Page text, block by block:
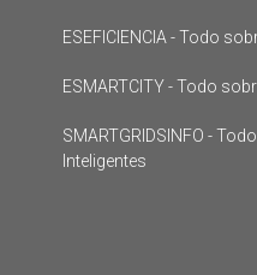
ESEFICIENCIA - Todo
ESMARTCITY - Todo
SMARTGRIDSINFO -
Inteligentes